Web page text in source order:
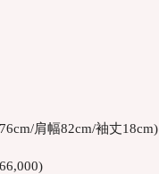
肩幅82cm/袖丈18cm)